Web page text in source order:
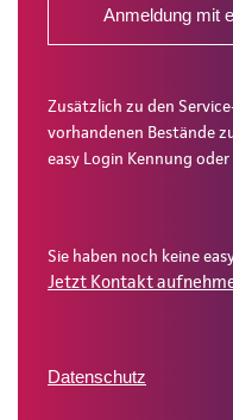
Anmeldung mit
Zusätzlich zu den
vorhandenen Bestände
easy Login Kennung oder
Sie haben noch keine
Jetzt Kontakt
Datenschutz